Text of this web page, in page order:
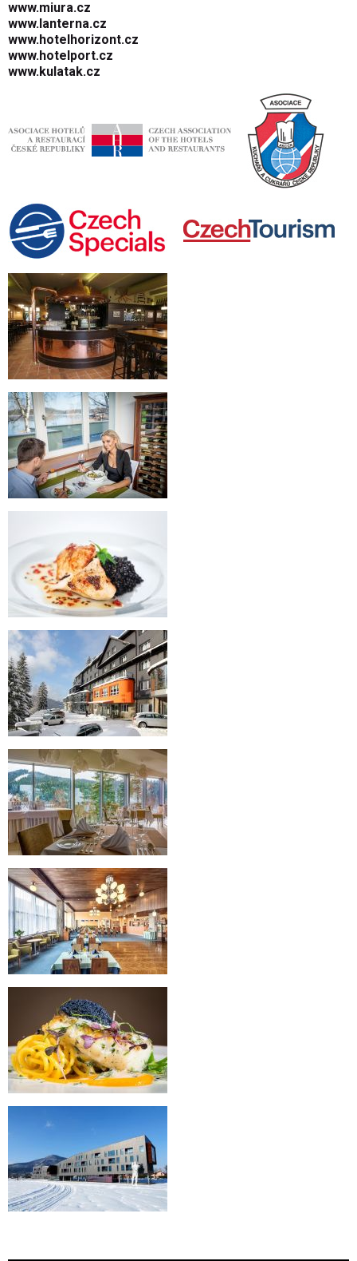
www.miura.cz
www.lanterna.cz
www.hotelhorizont.cz
www.hotelport.cz
www.kulatak.cz